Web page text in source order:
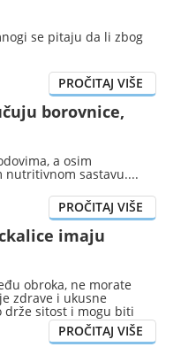
se pitaju da li zbog
borovnice,
a osim
nutritivnom sastavu.
imaju
obroka, ne morate
zdrave i ukusne
drže sitost i mogu biti